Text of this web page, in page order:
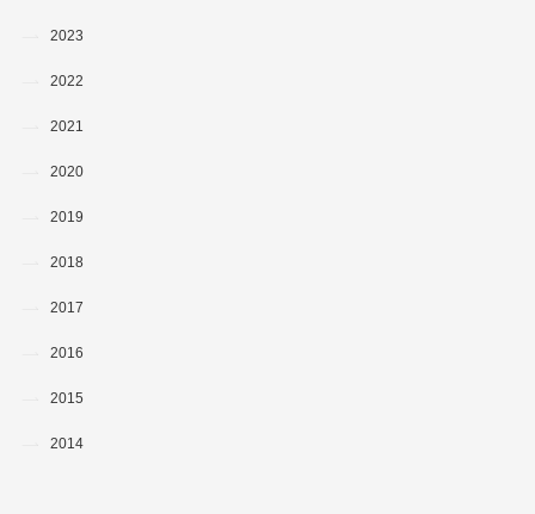
2023
2022
2021
2020
2019
2018
2017
2016
2015
2014